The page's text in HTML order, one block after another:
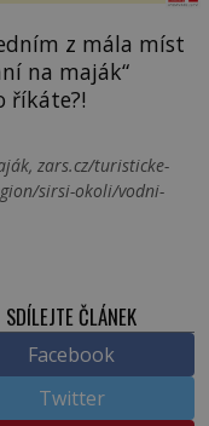
z mála míst
na maják“
říkáte?!
zars.cz/turisticke-
sirsi-okoli/vodni-
SDÍLEJTE ČLÁNEK
Facebook
Twitter